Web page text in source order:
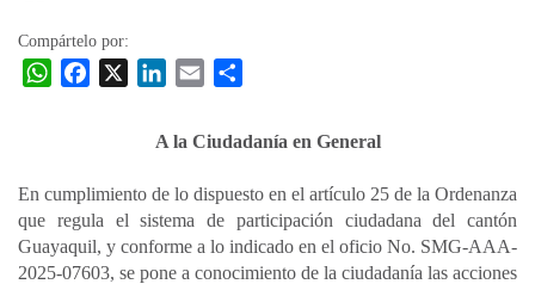
Compártelo por:
W
s
A
p
p
b
o
o
k
e
d
I
n
a
l
a
r
t
i
A la Ciudadanía en General
En cumplimiento de lo dispuesto en el artículo 25 de la Ordenanza
que regula el sistema de participación ciudadana del cantón
Guayaquil, y conforme a lo indicado en el oficio No. SMG-AAA-
2025-07603, se pone a conocimiento de la ciudadanía las acciones